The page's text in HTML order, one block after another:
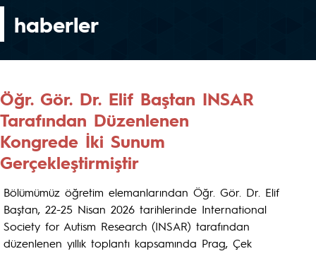
haberler
Öğr. Gör. Dr. Elif Baştan INSAR
Tarafından Düzenlenen
Kongrede İki Sunum
Gerçekleştirmiştir
Bölümümüz öğretim elemanlarından Öğr. Gör. Dr. Elif
Baştan, 22-25 Nisan 2026 tarihlerinde International
Society for Autism Research (INSAR) tarafından
düzenlenen yıllık toplantı kapsamında Prag, Çek